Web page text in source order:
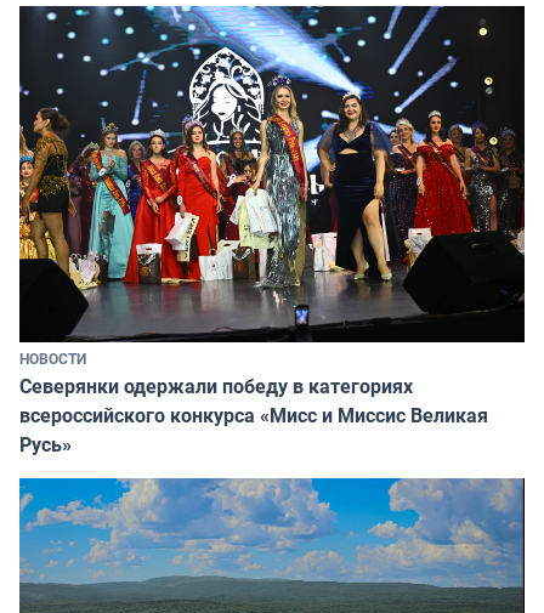
НОВОСТИ
Северянки одержали победу в категориях
всероссийского конкурса «Мисс и Миссис Великая
Русь»